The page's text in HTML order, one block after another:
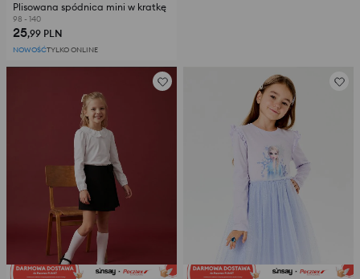
Plisowana spódnica mini w kratkę
98 - 140
25,99 PLN
NOWOŚĆTYLKO ONLINE